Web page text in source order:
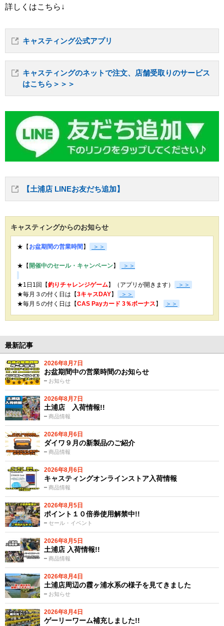
詳しくはこちら↓
キャスティング公式アプリ
キャスティングのネットで注文、店舗受取りのサービス
はこちら＞＞＞
【土浦店 LINEお友だち追加】
キャスティングからのお知らせ
★【お盆期間の営業時間】 ＞＞
★【開催中のセール・キャンペーン】 ＞＞
★1日1回【釣りチャレンジゲーム】（アプリが開きます）
＞＞
★毎月３の付く日は【3キャスDAY】
＞＞
★毎月５の付く日は【CAS Payカード 3％ボーナス】 ＞＞
最新記事
2026年8月7日
お知らせ
お盆期間中の営業時間のお知らせ
2026年8月7日
商品情報
土浦店 入荷情報!!
2026年8月6日
商品情報
ダイワ９月の新製品のご紹介
2026年8月6日
商品情報
キャスティングオンラインストア入荷情報
2026年8月5日
セール・イベント
ポイント１０倍券使用解禁中!!
2026年8月5日
商品情報
土浦店 入荷情報!!
2026年8月4日
お知らせ
土浦店周辺の霞ヶ浦水系の様子を見てきました
2026年8月4日
ゲーリーワーム補充しました!!